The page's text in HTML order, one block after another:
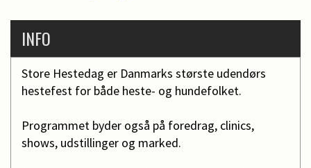
INFO
Store Hestedag er Danmarks største udendørs
hestefest for både heste- og hundefolket.
Programmet byder også på foredrag, clinics,
shows, udstillinger og marked.